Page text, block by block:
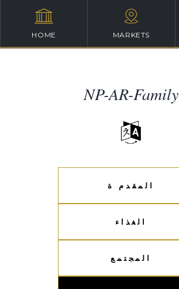
HOME MARKETS
NP-AR-Family
المقدم ة
الغذاء
المجتمع